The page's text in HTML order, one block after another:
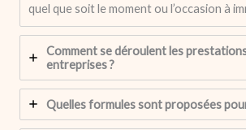
quel que soit le moment ou l’occasion à
Comment se déroulent les
entreprises ?
Quelles formules sont proposées